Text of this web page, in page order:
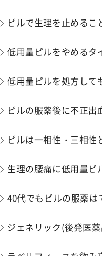
ピルで生理を止めるこ
低用量ピルをやめるタ
低用量ピルを処方して
ピルの服薬後に不正出
ピルは一相性・三相性
生理の腰痛に低用量ピ
40代でもピルの服薬は
ジェネリック(後発医